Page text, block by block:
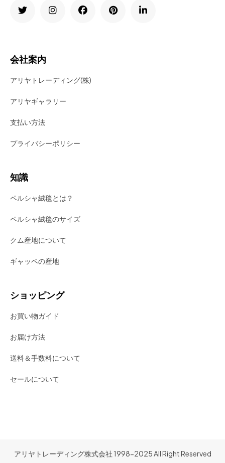
会社案内
アリヤトレーディング(株)
アリヤギャラリー
支払い方法
プライバシーポリシー
知識
ペルシャ絨毯とは？
ペルシャ絨毯のサイズ
クム産地について
ギャッベの産地
ショッピング
お買い物ガイド
お届け方法
送料＆手数料について
セールについて
アリヤトレーディング株式会社 1998-2025 All Right Reserved